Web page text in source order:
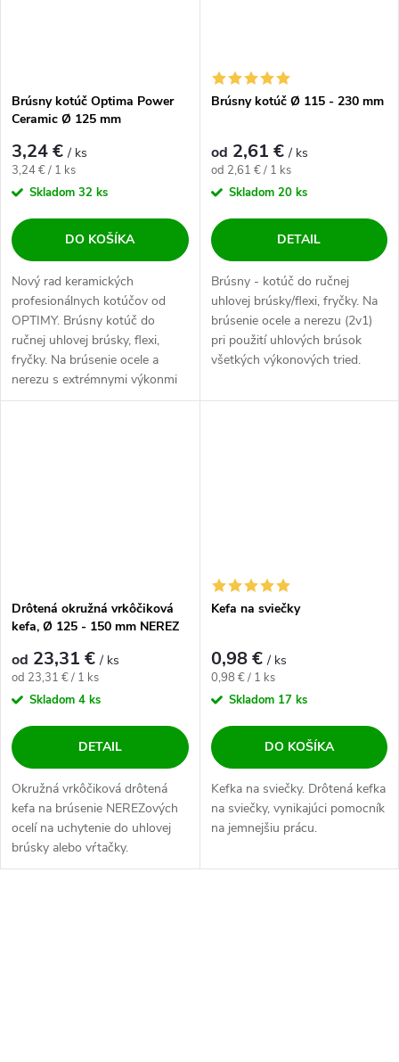
Brúsny kotúč Optima Power
Ceramic Ø 125 mm
3,24 €/ ks
Jednotková cena:
3,24 € / 1 ks
Skladom 32 ks
DO KOŠÍKA
Nový rad keramických
profesionálnych kotúčov od
OPTIMY. Brúsny kotúč do
ručnej uhlovej brúsky, flexi,
fryčky. Na brúsenie ocele a
nerezu s extrémnymi výkonmi
na použitie v...
Brúsny kotúč Ø 115 - 230 mm
od 2,61 €/ ks
Jednotková cena:
od 2,61 € / 1 ks
Skladom 20 ks
DETAIL
Brúsny - kotúč do ručnej
uhlovej brúsky/flexi, fryčky. Na
brúsenie ocele a nerezu (2v1)
pri použití uhlových brúsok
všetkých výkonových tried.
Drôtená okružná vrkôčiková
kefa, Ø 125 - 150 mm NEREZ
od 23,31 €/ ks
Jednotková cena:
od 23,31 € / 1 ks
Skladom 4 ks
DETAIL
Okružná vrkôčiková drôtená
kefa na brúsenie NEREZových
ocelí na uchytenie do uhlovej
brúsky alebo vŕtačky.
Kefa na sviečky
0,98 €/ ks
Jednotková cena:
0,98 € / 1 ks
Skladom 17 ks
DO KOŠÍKA
Kefka na sviečky. Drôtená kefka
na sviečky, vynikajúci pomocník
na jemnejšiu prácu.